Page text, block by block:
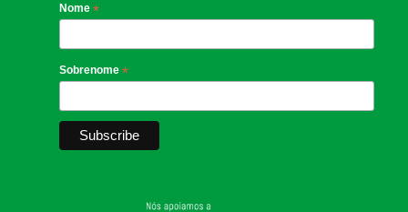
Nome *
Sobrenome *